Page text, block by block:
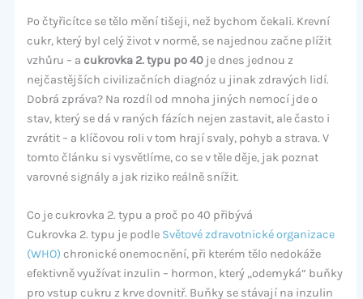
Po čtyřicítce se tělo mění tišeji, než bychom čekali. Krevní
cukr, který byl celý život v normě, se najednou začne plížit
vzhůru – a cukrovka 2. typu po 40je dnes jednou z
nejčastějších civilizačních diagnóz u jinak zdravých lidí.
Dobrá zpráva? Na rozdíl od mnoha jiných nemocí jde o
stav, který se dá v raných fázích nejen zastavit, ale často i
zvrátit – a klíčovou roli v tom hrají svaly, pohyb a strava. V
tomto článku si vysvětlíme, co se v těle děje, jak poznat
varovné signály a jak riziko reálně snížit.
Co je cukrovka 2. typu a proč po 40 přibývá
Cukrovka 2. typu je podle Světové zdravotnické organizace
(WHO) chronické onemocnění, při kterém tělo nedokáže
efektivně využívat inzulin – hormon, který „odemyká“ buňky
pro vstup cukru z krve dovnitř. Buňky se stávají na inzulin